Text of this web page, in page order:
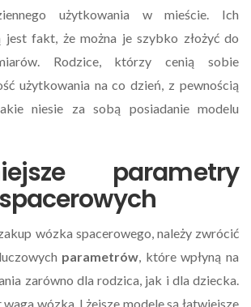
użytkowania w mieście. Ich
jest fakt, że można je szybko złożyć do
Rodzice, którzy cenią sobie
użytkowania na co dzień, z pewnością
niesie za sobą posiadanie modelu
parametry
wózka spacerowego, należy zwrócić
parametrów, które wpłyną na
zarówno dla rodzica, jak i dla dziecka.
waga wózka. Lżejsze modele są łatwiejsze